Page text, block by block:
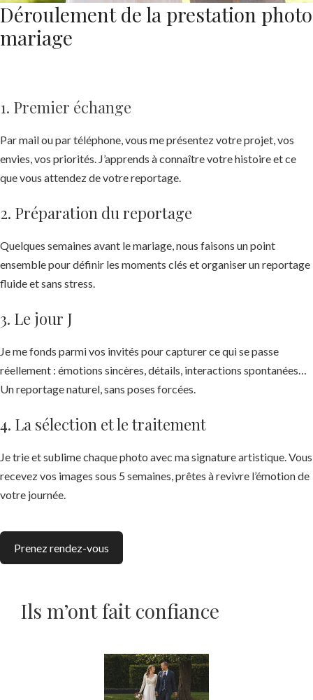
Déroulement de la prestation photo
mariage
1. Premier échange
Par mail ou par téléphone, vous me présentez votre projet, vos
envies, vos priorités. J’apprends à connaître votre histoire et ce
que vous attendez de votre reportage.
2. Préparation du reportage
Quelques semaines avant le mariage, nous faisons un point
ensemble pour définir les moments clés et organiser un reportage
fluide et sans stress.
3. Le jour J
Je me fonds parmi vos invités pour capturer ce qui se passe
réellement : émotions sincères, détails, interactions spontanées…
Un reportage naturel, sans poses forcées.
4. La sélection et le traitement
Je trie et sublime chaque photo avec ma signature artistique. Vous
recevez vos images sous 5 semaines, prêtes à revivre l’émotion de
votre journée.
Prenez rendez-vous
Ils m’ont fait confiance